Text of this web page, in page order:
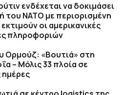
ενδέχεται να δοκιμάσει
του ΝΑΤΟ με περιορισμένη
οι αμερικανικές
πληροφοριών
Ορμούζ: «Βουτιά» στη
– Μόλις 33 πλοία σε
ημέρες